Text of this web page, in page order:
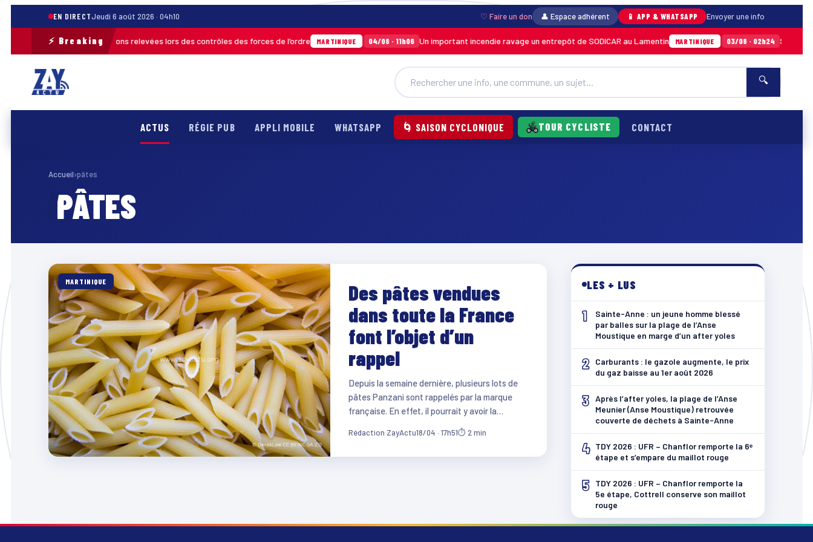
EN DIRECTJeudi 6 août 2026 · 04h10 ♡ Faire un don 👤 Espace adhérent 📱 APP & WHATSAPP Envoyer une info
⚡ Breaking
2026 : plus de 120 infractions relevées lors des contrôles des forces de l’ordre MARTINIQUE 04/08 · 11h06 Un important incendie ravage un entrepôt de SODICAR au Lamentin MARTINIQUE 03/08 · 02h24 Sainte-
🔍
ACTUS RÉGIE PUB APPLI MOBILE WHATSAPP 🌀 SAISON CYCLONIQUE TOUR CYCLISTE CONTACT
Accueil›pâtes
PÂTES
MARTINIQUE
Des pâtes vendues
dans toute la France
font l’objet d’un
rappel
Depuis la semaine dernière, plusieurs lots de
pâtes Panzani sont rappelés par la marque
française. En effet, il pourrait y avoir la…
Rédaction ZayActu18/04 · 17h51⏱ 2 min
LES + LUS
1
Sainte-Anne : un jeune homme blessé
par balles sur la plage de l’Anse
Moustique en marge d’un after yoles
2
Carburants : le gazole augmente, le prix
du gaz baisse au 1er août 2026
3 Après l’after yoles, la plage de l’Anse
Meunier (Anse Moustique) retrouvée
couverte de déchets à Sainte-Anne
4 TDY 2026 : UFR – Chanflor remporte la 6ᵉ
étape et s’empare du maillot rouge
5
TDY 2026 : UFR – Chanflor remporte la
5e étape, Cottrell conserve son maillot
rouge